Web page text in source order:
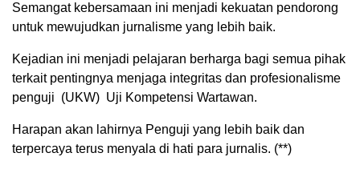
Semangat kebersamaan ini menjadi kekuatan pendorong
untuk mewujudkan jurnalisme yang lebih baik.
Kejadian ini menjadi pelajaran berharga bagi semua pihak
terkait pentingnya menjaga integritas dan profesionalisme
penguji (UKW) Uji Kompetensi Wartawan.
Harapan akan lahirnya Penguji yang lebih baik dan
terpercaya terus menyala di hati para jurnalis. (**)